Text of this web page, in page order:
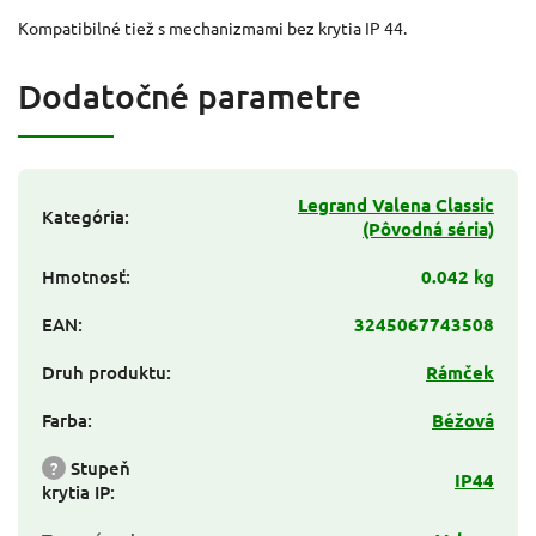
Kompatibilné tiež s mechanizmami bez krytia IP 44.
Dodatočné parametre
Kategória:
Legrand Valena Classic
(Pôvodná séria)
Hmotnosť:
0.042 kg
EAN:
3245067743508
Druh produktu:
Rámček
Farba:
Béžová
? Stupeň
krytia IP: IP44